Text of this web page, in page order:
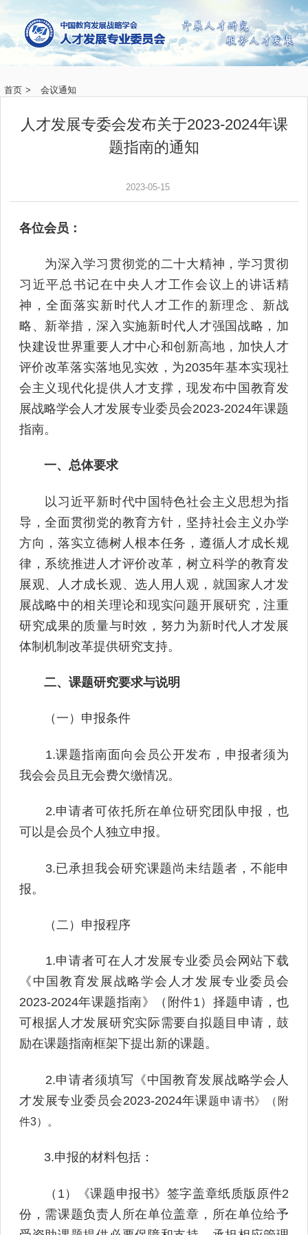
首页 > 会议通知
人才发展专委会发布关于2023-2024年课
题指南的通知
2023-05-15
各位会员：
为深入学习贯彻党的二十大精神，学习贯彻
习近平总书记在中央人才工作会议上的讲话精
神，全面落实新时代人才工作的新理念、新战
略、新举措，深入实施新时代人才强国战略，加
快建设世界重要人才中心和创新高地，加快人才
评价改革落实落地见实效，为2035年基本实现社
会主义现代化提供人才支撑，现发布中国教育发
展战略学会人才发展专业委员会2023-2024年课题
指南。
一、总体要求
以习近平新时代中国特色社会主义思想为指
导，全面贯彻党的教育方针，坚持社会主义办学
方向，落实立德树人根本任务，遵循人才成长规
律，系统推进人才评价改革，树立科学的教育发
展观、人才成长观、选人用人观，就国家人才发
展战略中的相关理论和现实问题开展研究，注重
研究成果的质量与时效，努力为新时代人才发展
体制机制改革提供研究支持。
二、课题研究要求与说明
（一）申报条件
1.课题指南面向会员公开发布，申报者须为
我会会员且无会费欠缴情况。
2.申请者可依托所在单位研究团队申报，也
可以是会员个人独立申报。
3.已承担我会研究课题尚未结题者，不能申
报。
（二）申报程序
1.申请者可在人才发展专业委员会网站下载
《中国教育发展战略学会人才发展专业委员会
2023-2024年课题指南》（附件1）择题申请，也
可根据人才发展研究实际需要自拟题目申请，鼓
励在课题指南框架下提出新的课题。
2.申请者须填写《中国教育发展战略学会人
才发展专业委员会2023-2024年课题申请书》（附
件3）。
3.申报的材料包括：
（1）《课题申报书》签字盖章纸质版原件2
份，需课题负责人所在单位盖章，所在单位给予